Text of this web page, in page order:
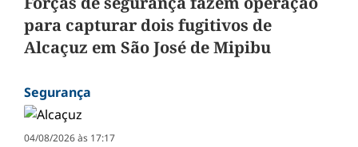
para capturar dois fugitivos de
Alcaçuz em São José de Mipibu
Segurança
04/08/2026 às 17:17